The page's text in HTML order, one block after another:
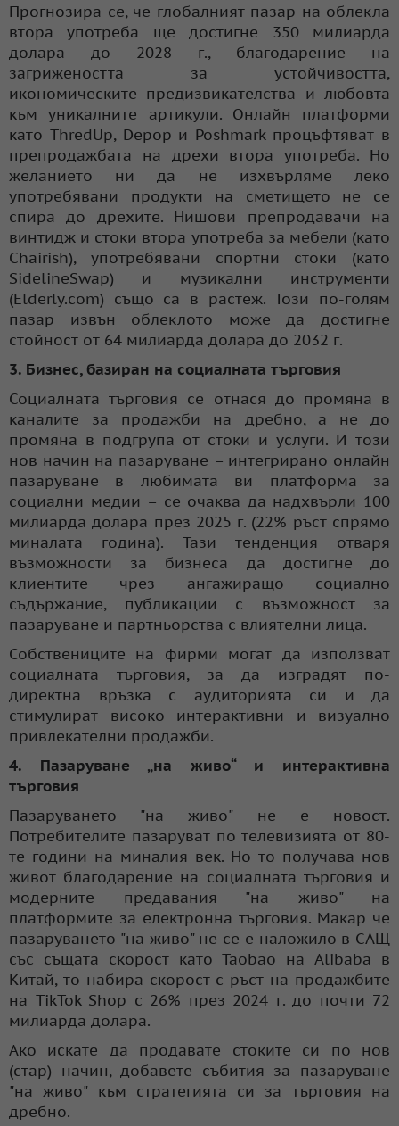
Прогнозира се, че глобалният пазар на облекла
втора употреба ще достигне 350 милиарда
долара до 2028 г., благодарение на
загрижеността за устойчивостта,
икономическите предизвикателства и любовта
към уникалните артикули. Онлайн платформи
като ThredUp, Depop и Poshmark процъфтяват в
препродажбата на дрехи втора употреба. Но
желанието ни да не изхвърляме леко
употребявани продукти на сметището не се
спира до дрехите. Нишови препродавачи на
винтидж и стоки втора употреба за мебели (като
Chairish), употребявани спортни стоки (като
SidelineSwap) и музикални инструменти
(Elderly.com) също са в растеж. Този по-голям
пазар извън облеклото може да достигне
стойност от 64 милиарда долара до 2032 г.
3. Бизнес, базиран на социалната търговия
Социалната търговия се отнася до промяна в
каналите за продажби на дребно, а не до
промяна в подгрупа от стоки и услуги. И този
нов начин на пазаруване – интегрирано онлайн
пазаруване в любимата ви платформа за
социални медии – се очаква да надхвърли 100
милиарда долара през 2025 г. (22% ръст спрямо
миналата година). Тази тенденция отваря
възможности за бизнеса да достигне до
клиентите чрез ангажиращо социално
съдържание, публикации с възможност за
пазаруване и партньорства с влиятелни лица.
Собствениците на фирми могат да използват
социалната търговия, за да изградят по-
директна връзка с аудиторията си и да
стимулират високо интерактивни и визуално
привлекателни продажби.
4. Пазаруване „на живо“ и интерактивна
търговия
Пазаруването "на живо" не е новост.
Потребителите пазаруват по телевизията от 80-
те години на миналия век. Но то получава нов
живот благодарение на социалната търговия и
модерните предавания "на живо" на
платформите за електронна търговия. Макар че
пазаруването "на живо" не се е наложило в САЩ
със същата скорост като Taobao на Alibaba в
Китай, то набира скорост с ръст на продажбите
на TikTok Shop с 26% през 2024 г. до почти 72
милиарда долара.
Ако искате да продавате стоките си по нов
(стар) начин, добавете събития за пазаруване
"на живо" към стратегията си за търговия на
дребно.